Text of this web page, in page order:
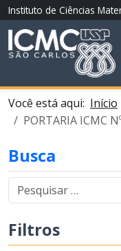
Instituto de Ciências
Você está aqui: Início
PORTARIA ICMC
Busca
Filtros